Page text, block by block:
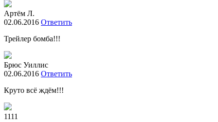
Артём Л.
02.06.2016 Ответить
Трейлер бомба!!!
Брюс Уиллис
02.06.2016 Ответить
Круто всё ждём!!!
1111